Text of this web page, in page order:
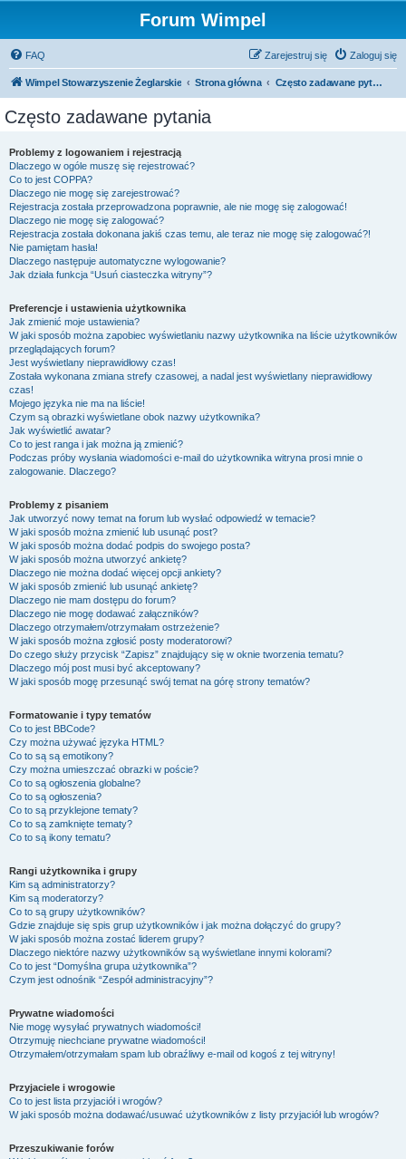
Forum Wimpel
FAQ Zaloguj się
Zarejestruj się
Wimpel Stowarzyszenie Żeglarskie Strona główna Często zadawane pytania
Często zadawane pytania
Problemy z logowaniem i rejestracją
Dlaczego w ogóle muszę się rejestrować?
Co to jest COPPA?
Dlaczego nie mogę się zarejestrować?
Rejestracja została przeprowadzona poprawnie, ale nie mogę się zalogować!
Dlaczego nie mogę się zalogować?
Rejestracja została dokonana jakiś czas temu, ale teraz nie mogę się zalogować?!
Nie pamiętam hasła!
Dlaczego następuje automatyczne wylogowanie?
Jak działa funkcja “Usuń ciasteczka witryny”?
Preferencje i ustawienia użytkownika
Jak zmienić moje ustawienia?
W jaki sposób można zapobiec wyświetlaniu nazwy użytkownika na liście użytkowników
przeglądających forum?
Jest wyświetlany nieprawidłowy czas!
Została wykonana zmiana strefy czasowej, a nadal jest wyświetlany nieprawidłowy
czas!
Mojego języka nie ma na liście!
Czym są obrazki wyświetlane obok nazwy użytkownika?
Jak wyświetlić awatar?
Co to jest ranga i jak można ją zmienić?
Podczas próby wysłania wiadomości e-mail do użytkownika witryna prosi mnie o
zalogowanie. Dlaczego?
Problemy z pisaniem
Jak utworzyć nowy temat na forum lub wysłać odpowiedź w temacie?
W jaki sposób można zmienić lub usunąć post?
W jaki sposób można dodać podpis do swojego posta?
W jaki sposób można utworzyć ankietę?
Dlaczego nie można dodać więcej opcji ankiety?
W jaki sposób zmienić lub usunąć ankietę?
Dlaczego nie mam dostępu do forum?
Dlaczego nie mogę dodawać załączników?
Dlaczego otrzymałem/otrzymałam ostrzeżenie?
W jaki sposób można zgłosić posty moderatorowi?
Do czego służy przycisk “Zapisz” znajdujący się w oknie tworzenia tematu?
Dlaczego mój post musi być akceptowany?
W jaki sposób mogę przesunąć swój temat na górę strony tematów?
Formatowanie i typy tematów
Co to jest BBCode?
Czy można używać języka HTML?
Co to są są emotikony?
Czy można umieszczać obrazki w poście?
Co to są ogłoszenia globalne?
Co to są ogłoszenia?
Co to są przyklejone tematy?
Co to są zamknięte tematy?
Co to są ikony tematu?
Rangi użytkownika i grupy
Kim są administratorzy?
Kim są moderatorzy?
Co to są grupy użytkowników?
Gdzie znajduje się spis grup użytkowników i jak można dołączyć do grupy?
W jaki sposób można zostać liderem grupy?
Dlaczego niektóre nazwy użytkowników są wyświetlane innymi kolorami?
Co to jest “Domyślna grupa użytkownika”?
Czym jest odnośnik “Zespół administracyjny”?
Prywatne wiadomości
Nie mogę wysyłać prywatnych wiadomości!
Otrzymuję niechciane prywatne wiadomości!
Otrzymałem/otrzymałam spam lub obraźliwy e-mail od kogoś z tej witryny!
Przyjaciele i wrogowie
Co to jest lista przyjaciół i wrogów?
W jaki sposób można dodawać/usuwać użytkowników z listy przyjaciół lub wrogów?
Przeszukiwanie forów